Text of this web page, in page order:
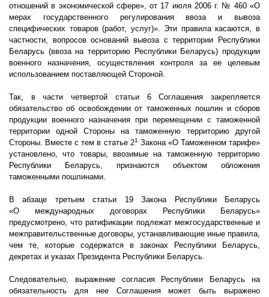
отношений в экономической сфере», от 17 июля 2006 г. № 460 «О
мерах государственного регулирования ввоза и вывоза
специфических товаров (работ, услуг)». Эти правила касаются, в
частности, вопросов оснований вывоза с территории Республики
Беларусь (ввоза на территорию Республики Беларусь) продукции
военного назначения, осуществления контроля за ее целевым
использованием поставляющей Стороной.
Так, в части четвертой статьи 6 Соглашения закрепляется
обязательство об освобождении от таможенных пошлин и сборов
продукции военного назначения при перемещении с таможенной
территории одной Стороны на таможенную территорию другой
Стороны. Вместе с тем в статье 21 Закона «О Таможенном тарифе»
установлено, что товары, ввозимые на таможенную территорию
Республики Беларусь, признаются объектом обложения
таможенными пошлинами.
В абзаце третьем статьи 19 Закона Республики Беларусь
«О международных договорах Республики Беларусь»
предусмотрено, что ратификации подлежат межгосударственные и
межправительственные договоры, устанавливающие иные правила,
чем те, которые содержатся в законах Республики Беларусь,
декретах и указах Президента Республики Беларусь.
Следовательно, выражение согласия Республики Беларусь на
обязательность для нее Соглашения может быть выражено